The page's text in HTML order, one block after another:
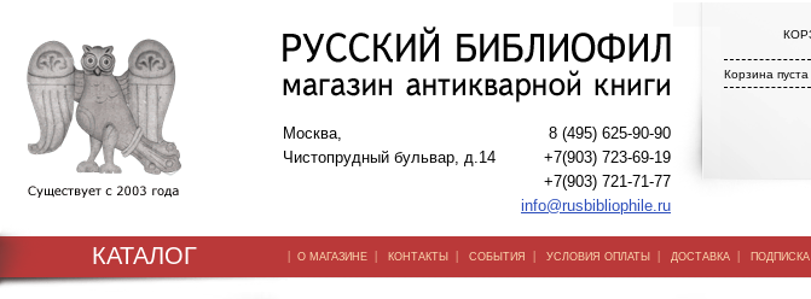
Москва,
Чистопрудный бульвар, д.14
8 (495) 625-90-90
+7(903) 723-69-19
+7(903) 721-71-77
info@rusbibliophile.ru
Корзина пуста
КАТАЛОГ | О МАГАЗИНЕ | КОНТАКТЫ | СОБЫТИЯ | УСЛОВИЯ ОПЛАТЫ | ДОСТАВКА | ПОДПИСКА